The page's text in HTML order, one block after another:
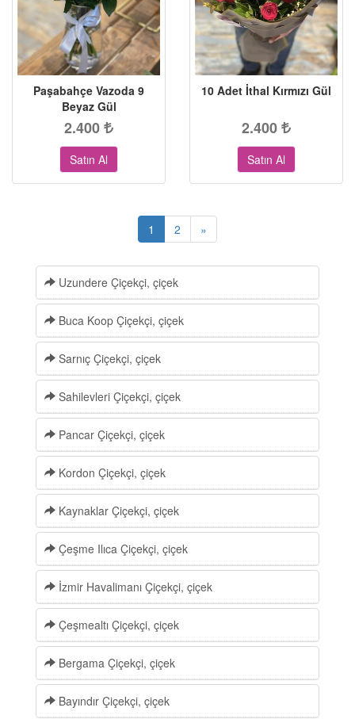
Paşabahçe Vazoda 9
Beyaz Gül
2.400
Satın Al
10 Adet İthal Kırmızı Gül
2.400
Satın Al
1 2 »
Uzundere Çiçekçi, çiçek
Buca Koop Çiçekçi, çiçek
Sarnıç Çiçekçi, çiçek
Sahilevleri Çiçekçi, çiçek
Pancar Çiçekçi, çiçek
Kordon Çiçekçi, çiçek
Kaynaklar Çiçekçi, çiçek
Çeşme Ilıca Çiçekçi, çiçek
İzmir Havalimanı Çiçekçi, çiçek
Çeşmealtı Çiçekçi, çiçek
Bergama Çiçekçi, çiçek
Bayındır Çiçekçi, çiçek